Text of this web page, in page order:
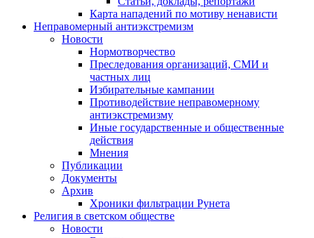
Карта нападений по мотиву ненависти
Неправомерный антиэкстремизм
Новости
Нормотворчество
Преследования организаций, СМИ и
частных лиц
Избирательные кампании
Противодействие неправомерному
антиэкстремизму
Иные государственные и общественные
действия
Мнения
Публикации
Документы
Архив
Хроники фильтрации Рунета
Религия в светском обществе
Новости